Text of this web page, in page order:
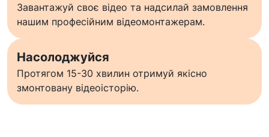
Завантажуй своє відео та надсилай замовлення
нашим професійним відеомонтажерам.
Насолоджуйся
Протягом 15-30 хвилин отримуй якісно
змонтовану відеоісторію.